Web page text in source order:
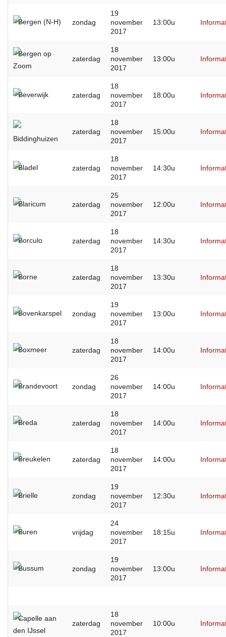
Bergen (N-H) zondag
19
november
2017
13:00u
Bergen op
Zoom
zaterdag
18
november
2017
13:00u
Beverwijk zaterdag
18
november
2017
18:00u
Biddinghuizen
zaterdag
18
november
2017
15:00u
Bladel zaterdag
18
november
2017
14:30u
Blaricum zaterdag
25
november
2017
12:00u
Borculo zaterdag
18
november
2017
14:30u
Borne zaterdag
18
november
2017
13:30u
Bovenkarspel zondag
19
november
2017
13:00u
Boxmeer zaterdag
18
november
2017
14:00u
Brandevoort zondag
26
november
2017
14:00u
Breda zaterdag
18
november
2017
14:00u
Breukelen zaterdag
18
november
2017
14:00u
Brielle zondag
19
november
2017
12:30u
Buren vrijdag
24
november
2017
18:15u
Bussum zondag
19
november
2017
13:00u
Capelle aan
den IJssel
zaterdag
18
november
2017
10:00u